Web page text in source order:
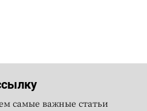
самые важные статьи